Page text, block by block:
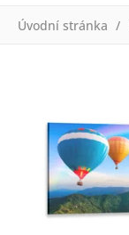
Úvodní stránka